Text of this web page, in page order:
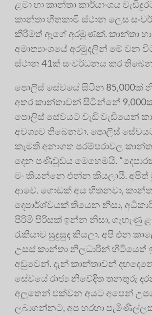
ළමා හා කාන්තා කාර්යාංශය
කාන්තා හිතකාමී ස්ථාන ලෙස
කිරීමත් ඇගේ අරමුණක්. කාන්තා
අමාත්‍යාංශයේ අරමුදලින් මේ වන
ස්ථාන 41ක් සංවර්ධනය කර
පොලිස් සේවයේ සිටින 85,000ක්
අතර කාන්තාවන් සිටින්නේ
පොලිස් සේවයට වැඩි වැඩියෙන්
අවශ්‍යව තිබෙනවා. පොලිස්
කැමති අනාගත පරම්පරාවල
දෙන පණිවුඩය මෙහෙමයි.
මං කියන්නෙ එන්න කියලායි. අපිත්
ආවෙ. ගොඩක් අය හිතනවා,
දෙපාර්ශ්වයක් තියෙන නිසා,
පිරිමි පිරිසක් ඉන්න නිසා, ගැහැණු
රැකියාව සුදුසුද කියලා. අපි එන
උසස් කාන්තා නිලධාරින් හිටියෙත්
අඩුවෙන්. දැන් කාන්තාවන්
සේවයේ රාජ්‍ය නිවේදිත තනතුරු
අලුතෙන් එක්වන අයට අපෙන්
ලබාගන්නට, අප හරහා